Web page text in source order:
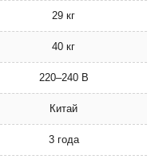
29 кг
40 кг
220–240 В
Китай
3 года